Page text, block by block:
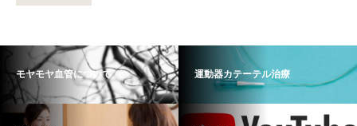
モヤモヤ血管について 運動器カテーテル治療